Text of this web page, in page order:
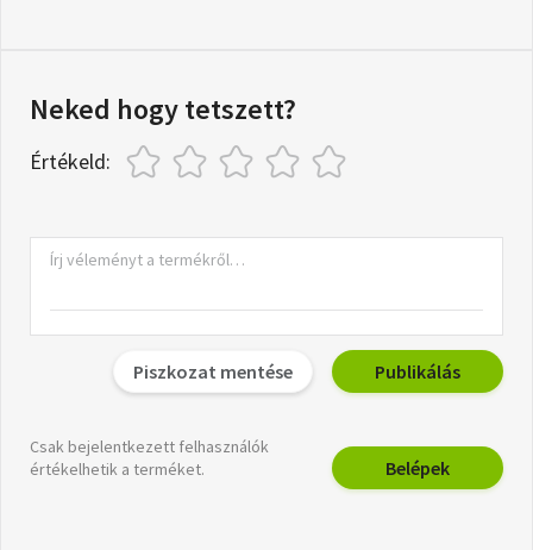
Neked hogy tetszett?
Értékeld:
Piszkozat mentése Publikálás
Csak bejelentkezett felhasználók
értékelhetik a terméket.
Belépek